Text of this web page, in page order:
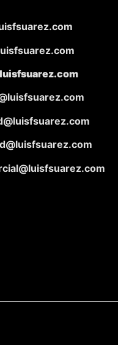
luisfsuarez.com